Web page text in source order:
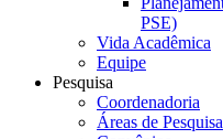
PSE)
Vida Acadêmica
Equipe
Pesquisa
Coordenadoria
Áreas de Pesquisa